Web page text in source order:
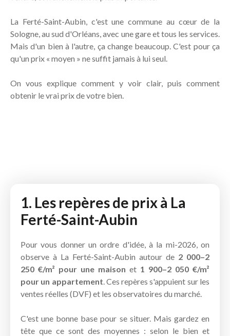
La Ferté-Saint-Aubin, c'est une commune au cœur de la
Sologne, au sud d'Orléans, avec une gare et tous les services.
Mais d'un bien à l'autre, ça change beaucoup. C'est pour ça
qu'un prix « moyen » ne suffit jamais à lui seul.
On vous explique comment y voir clair, puis comment
obtenir le vrai prix de votre bien.
1. Les repères de prix à La
Ferté-Saint-Aubin
Pour vous donner un ordre d'idée, à la mi-2026, on
observe à La Ferté-Saint-Aubin autour de 2 000–2
250 €/m² pour une maison et 1 900–2 050 €/m²
pour un appartement. Ces repères s'appuient sur les
ventes réelles (DVF) et les observatoires du marché.
C'est une bonne base pour se situer. Mais gardez en
tête que ce sont des moyennes : selon le bien et